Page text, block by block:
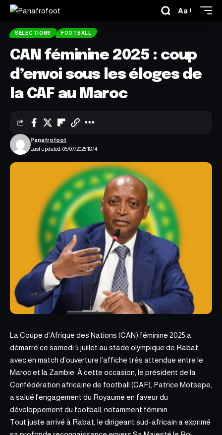
Aa
SÉLECTIONS FOOTBALL
CAN féminine 2025 : coup
d’envoi sous les éloges de
la CAF au Maroc
Last updated: 05/07/2025 18:14
Panafrofoot
La Coupe d’Afrique des Nations (CAN) féminine 2025 a
démarré ce samedi 5 juillet au stade olympique de Rabat,
avec en match d’ouverture l’affiche très attendue entre le
Maroc et la Zambie. À cette occasion, le président de la
Confédération africaine de football (CAF), Patrice Motsepe,
a salué l’engagement du Royaume en faveur du
développement du football, notamment féminin.
Tout juste arrivé à Rabat, le dirigeant sud-africain a exprimé